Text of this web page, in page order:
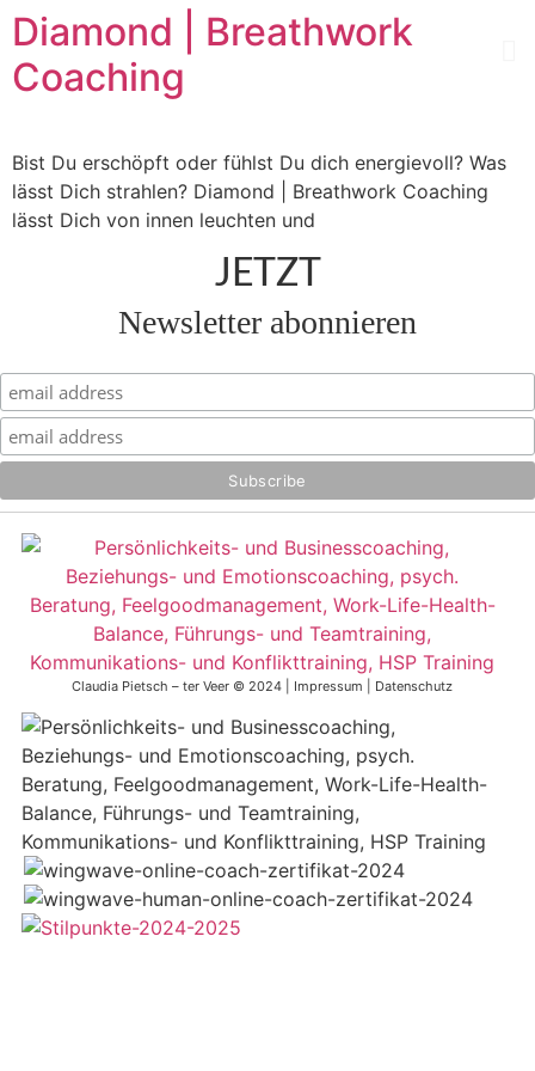
Diamond | Breathwork
Coaching
Bist Du erschöpft oder fühlst Du dich energievoll? Was
lässt Dich strahlen? Diamond | Breathwork Coaching
lässt Dich von innen leuchten und
JETZT
Newsletter abonnieren
Claudia Pietsch – ter Veer © 2024 | Impressum Datenschutz